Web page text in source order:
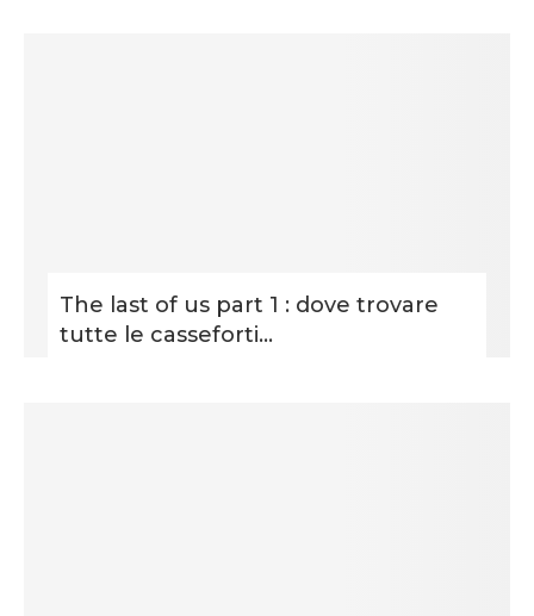
The last of us part 1 : dove trovare
tutte le casseforti...